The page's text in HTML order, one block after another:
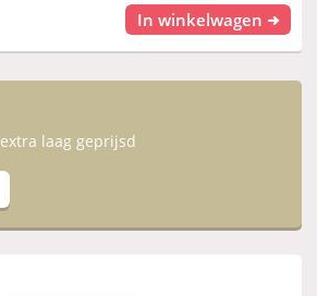
In winkelwagen
laag geprijsd